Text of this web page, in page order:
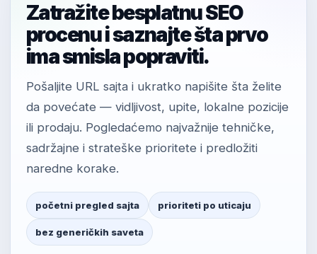
Zatražite besplatnu SEO
procenu i saznajte šta prvo
ima smisla popraviti.
Pošaljite URL sajta i ukratko napišite šta želite
da povećate — vidljivost, upite, lokalne pozicije
ili prodaju. Pogledaćemo najvažnije tehničke,
sadržajne i strateške prioritete i predložiti
naredne korake.
početni pregled sajta prioriteti po uticaju
bez generičkih saveta